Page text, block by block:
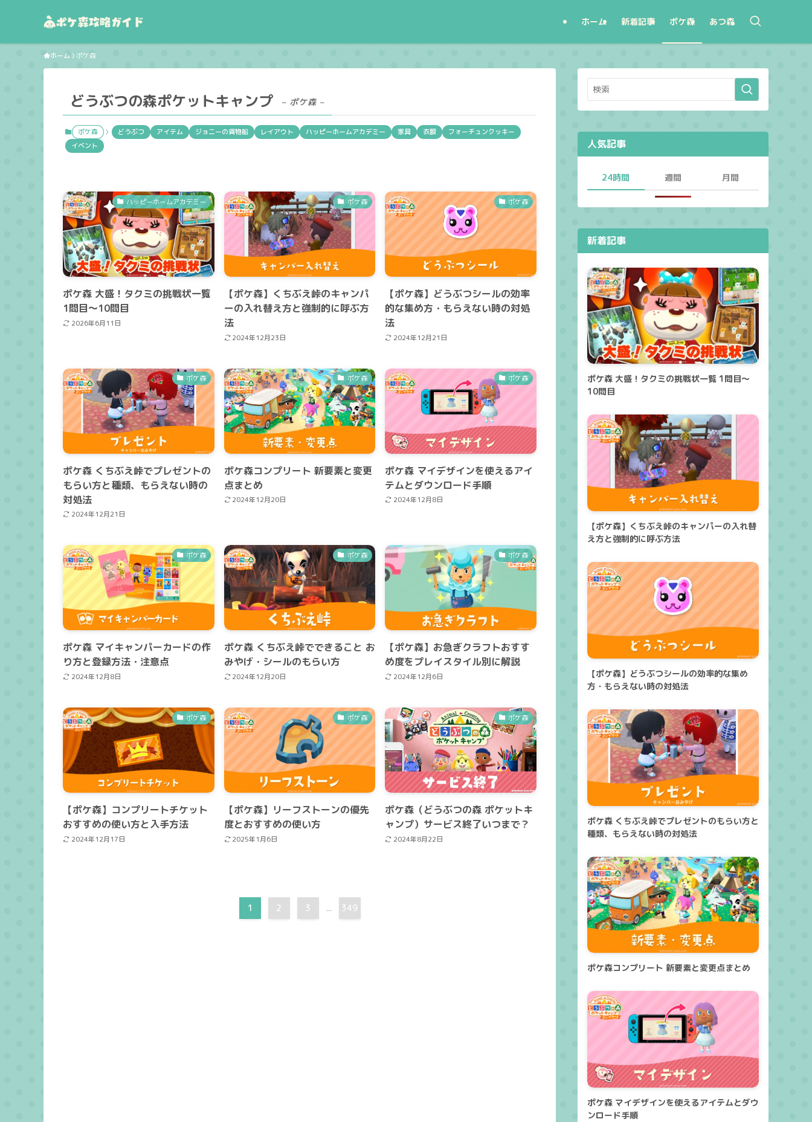
ホーム 新着記事 ポケ森 あつ森
ホーム ポケ森
どうぶつの森ポケットキャンプ – ポケ森 –
ポケ森 どうぶつ アイテム ジョニーの貨物船 レイアウト ハッピーホームアカデミー 家具 衣服
フォーチュンクッキー
イベント
ハッピーホームアカデミー
ポケ森 大盛！タクミの挑戦状一覧
1問目～10問目
2026年6月11日
ポケ森
【ポケ森】くちぶえ峠のキャンパ
ーの入れ替え方と強制的に呼ぶ方
法
2024年12月23日
ポケ森
【ポケ森】どうぶつシールの効率
的な集め方・もらえない時の対処
法
2024年12月21日
ポケ森
ポケ森 くちぶえ峠でプレゼントの
もらい方と種類、もらえない時の
対処法
2024年12月21日
ポケ森
ポケ森コンプリート 新要素と変更
点まとめ
2024年12月20日
ポケ森
ポケ森 マイデザインを使えるアイ
テムとダウンロード手順
2024年12月8日
ポケ森
ポケ森 マイキャンパーカードの作
り方と登録方法・注意点
2024年12月8日
ポケ森
ポケ森 くちぶえ峠でできること お
みやげ・シールのもらい方
2024年12月20日
ポケ森
【ポケ森】お急ぎクラフトおすす
め度をプレイスタイル別に解説
2024年12月6日
ポケ森
【ポケ森】コンプリートチケット
おすすめの使い方と入手方法
2024年12月17日
ポケ森
【ポケ森】リーフストーンの優先
度とおすすめの使い方
2025年1月6日
ポケ森
ポケ森（どうぶつの森 ポケットキ
ャンプ）サービス終了いつまで？
2024年8月22日
1 2 3 ... 349
人気記事
24時間 週間 月間
新着記事
ポケ森 大盛！タクミの挑戦状一覧 1問目～
10問目
【ポケ森】くちぶえ峠のキャンパーの入れ替
え方と強制的に呼ぶ方法
【ポケ森】どうぶつシールの効率的な集め
方・もらえない時の対処法
ポケ森 くちぶえ峠でプレゼントのもらい方と
種類、もらえない時の対処法
ポケ森コンプリート 新要素と変更点まとめ
ポケ森 マイデザインを使えるアイテムとダウ
ンロード手順